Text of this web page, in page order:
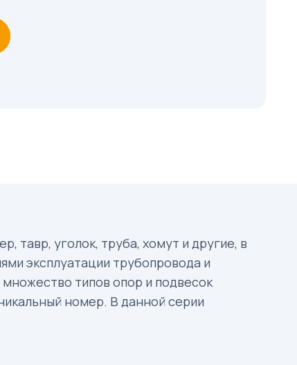
тавр, уголок, труба, хомут и другие, в
эксплуатации трубопровода и
типов опор и подвесок
номер. В данной серии